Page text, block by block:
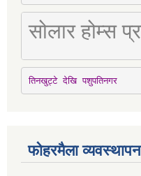
सोलार होम्स
तिनखुट्टे देखि पशुपतिनगर
फोहरमैला व्यवस्थापन